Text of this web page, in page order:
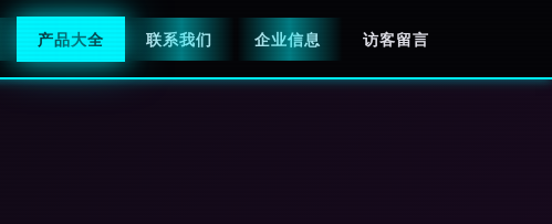
产品大全 联系我们 企业信息 访客留言